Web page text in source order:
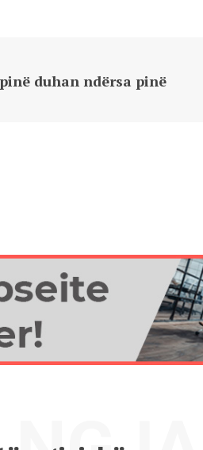
duhan ndërsa pinë